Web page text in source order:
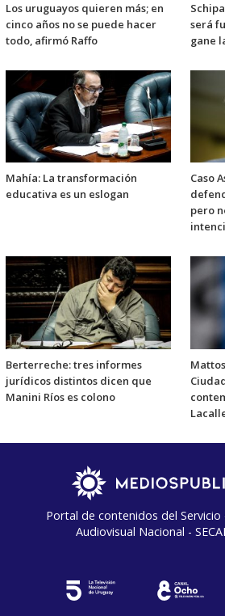
Los uruguayos quieren más; en
cinco años no se puede hacer
todo, afirmó Raffo
será
gane
Mahía: La transformación
educativa es un eslogan
Caso
pero
Berterreche: tres informes
jurídicos distintos dicen que
Manini Ríos es colono
Portal de contenidos del Servicio
Audiovisual Nacional -